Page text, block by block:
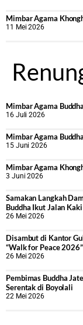
Mimbar Agama
11 Mei 2026
Mimbar Agama
16 Juli 2026
Mimbar Agama
15 Juni 2026
Mimbar Agama
3 Juni 2026
Samakan Langkah
Buddha Ikut Jalan
26 Mei 2026
Disambut di Kantor
“Walk for Peace
26 Mei 2026
‎Pembimas Buddha
Serentak di Boyolali
22 Mei 2026